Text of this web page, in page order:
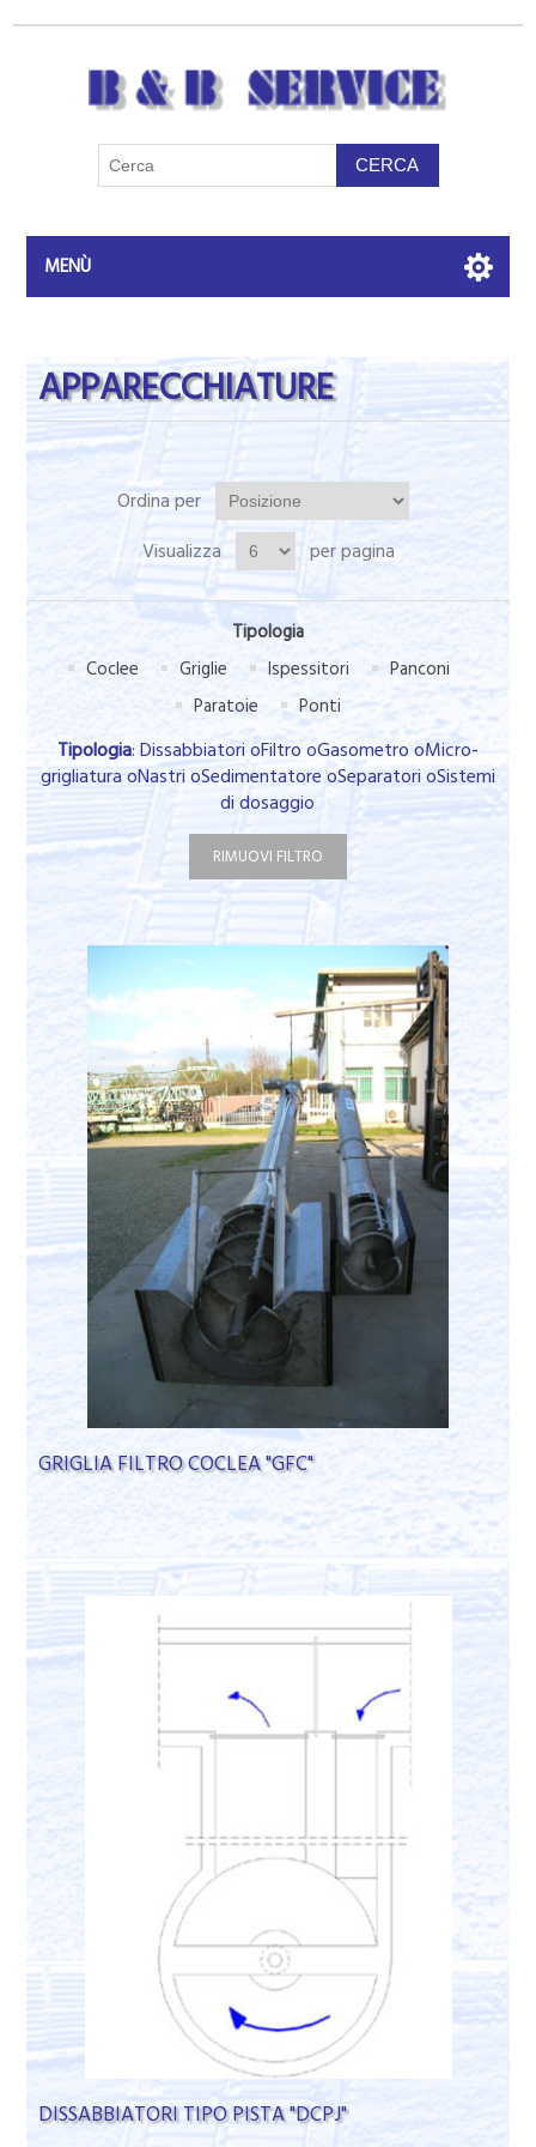
MENÙ
APPARECCHIATURE
Ordina per
Visualizza
per pagina
Tipologia
Coclee
Griglie Ispessitori
Panconi
Paratoie
Ponti
Tipologia: Dissabbiatori oFiltro oGasometro oMicro-
grigliatura oNastri oSedimentatore oSeparatori oSistemi
di dosaggio
RIMUOVI FILTRO
GRIGLIA FILTRO COCLEA "GFC"
DISSABBIATORI TIPO PISTA "DCPJ"